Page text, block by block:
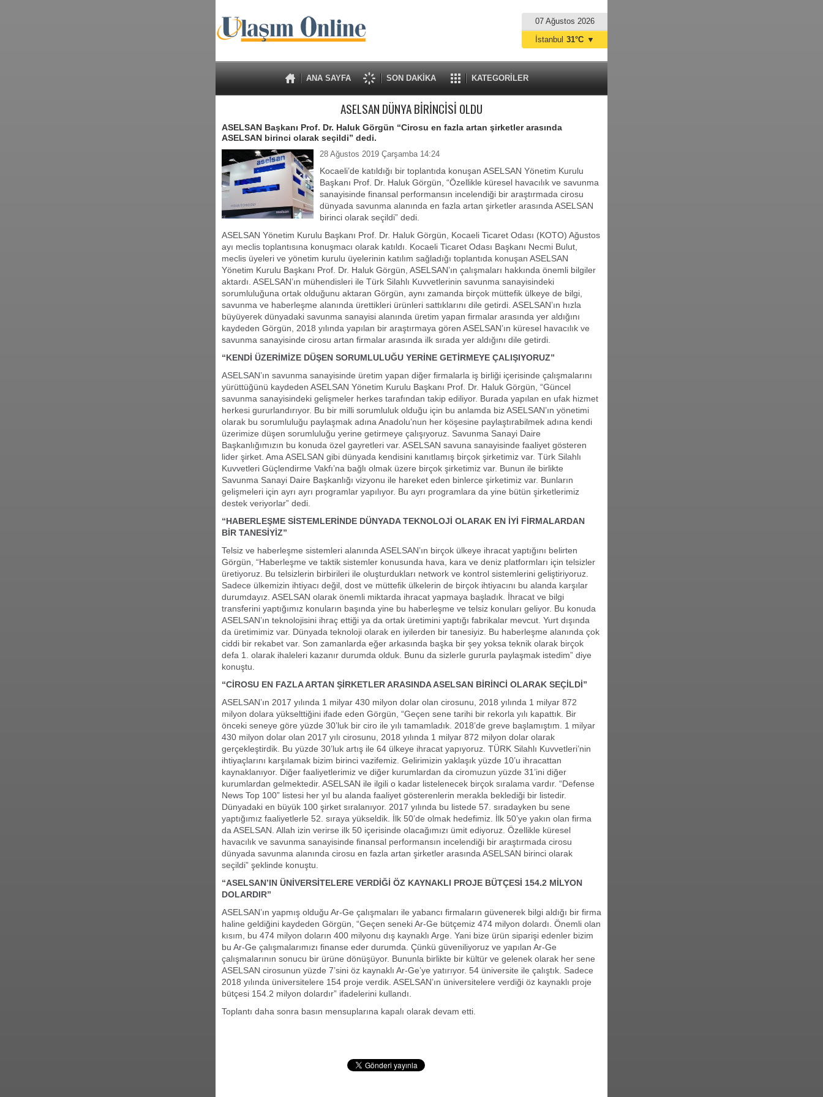
07 Ağustos 2026
ANA SAYFA SON DAKİKA KATEGORİLER
İstanbul 31°C ▼
ASELSAN DÜNYA BİRİNCİSİ OLDU
ASELSAN Başkanı Prof. Dr. Haluk Görgün “Cirosu en fazla artan şirketler arasında
ASELSAN birinci olarak seçildi” dedi.
28 Ağustos 2019 Çarşamba 14:24
Kocaeli’de katıldığı bir toplantıda konuşan ASELSAN Yönetim Kurulu
Başkanı Prof. Dr. Haluk Görgün, “Özellikle küresel havacılık ve savunma
sanayisinde finansal performansın incelendiği bir araştırmada cirosu
dünyada savunma alanında en fazla artan şirketler arasında ASELSAN
birinci olarak seçildi” dedi.
ASELSAN Yönetim Kurulu Başkanı Prof. Dr. Haluk Görgün, Kocaeli Ticaret Odası (KOTO) Ağustos
ayı meclis toplantısına konuşmacı olarak katıldı. Kocaeli Ticaret Odası Başkanı Necmi Bulut,
meclis üyeleri ve yönetim kurulu üyelerinin katılım sağladığı toplantıda konuşan ASELSAN
Yönetim Kurulu Başkanı Prof. Dr. Haluk Görgün, ASELSAN’ın çalışmaları hakkında önemli bilgiler
aktardı. ASELSAN’ın mühendisleri ile Türk Silahlı Kuvvetlerinin savunma sanayisindeki
sorumluluğuna ortak olduğunu aktaran Görgün, aynı zamanda birçok müttefik ülkeye de bilgi,
savunma ve haberleşme alanında ürettikleri ürünleri sattıklarını dile getirdi. ASELSAN’ın hızla
büyüyerek dünyadaki savunma sanayisi alanında üretim yapan firmalar arasında yer aldığını
kaydeden Görgün, 2018 yılında yapılan bir araştırmaya gören ASELSAN’ın küresel havacılık ve
savunma sanayisinde cirosu artan firmalar arasında ilk sırada yer aldığını dile getirdi.
“KENDİ ÜZERİMİZE DÜŞEN SORUMLULUĞU YERİNE GETİRMEYE ÇALIŞIYORUZ”
ASELSAN’ın savunma sanayisinde üretim yapan diğer firmalarla iş birliği içerisinde çalışmalarını
yürüttüğünü kaydeden ASELSAN Yönetim Kurulu Başkanı Prof. Dr. Haluk Görgün, “Güncel
savunma sanayisindeki gelişmeler herkes tarafından takip ediliyor. Burada yapılan en ufak hizmet
herkesi gururlandırıyor. Bu bir milli sorumluluk olduğu için bu anlamda biz ASELSAN’ın yönetimi
olarak bu sorumluluğu paylaşmak adına Anadolu’nun her köşesine paylaştırabilmek adına kendi
üzerimize düşen sorumluluğu yerine getirmeye çalışıyoruz. Savunma Sanayi Daire
Başkanlığımızın bu konuda özel gayretleri var. ASELSAN savuna sanayisinde faaliyet gösteren
lider şirket. Ama ASELSAN gibi dünyada kendisini kanıtlamış birçok şirketimiz var. Türk Silahlı
Kuvvetleri Güçlendirme Vakfı’na bağlı olmak üzere birçok şirketimiz var. Bunun ile birlikte
Savunma Sanayi Daire Başkanlığı vizyonu ile hareket eden binlerce şirketimiz var. Bunların
gelişmeleri için ayrı ayrı programlar yapılıyor. Bu ayrı programlara da yine bütün şirketlerimiz
destek veriyorlar” dedi.
“HABERLEŞME SİSTEMLERİNDE DÜNYADA TEKNOLOJİ OLARAK EN İYİ FİRMALARDAN
BİR TANESİYİZ”
Telsiz ve haberleşme sistemleri alanında ASELSAN’ın birçok ülkeye ihracat yaptığını belirten
Görgün, “Haberleşme ve taktik sistemler konusunda hava, kara ve deniz platformları için telsizler
üretiyoruz. Bu telsizlerin birbirileri ile oluşturdukları network ve kontrol sistemlerini geliştiriyoruz.
Sadece ülkemizin ihtiyacı değil, dost ve müttefik ülkelerin de birçok ihtiyacını bu alanda karşılar
durumdayız. ASELSAN olarak önemli miktarda ihracat yapmaya başladık. İhracat ve bilgi
transferini yaptığımız konuların başında yine bu haberleşme ve telsiz konuları geliyor. Bu konuda
ASELSAN’ın teknolojisini ihraç ettiği ya da ortak üretimini yaptığı fabrikalar mevcut. Yurt dışında
da üretimimiz var. Dünyada teknoloji olarak en iyilerden bir tanesiyiz. Bu haberleşme alanında çok
ciddi bir rekabet var. Son zamanlarda eğer arkasında başka bir şey yoksa teknik olarak birçok
defa 1. olarak ihaleleri kazanır durumda olduk. Bunu da sizlerle gururla paylaşmak istedim” diye
konuştu.
“CİROSU EN FAZLA ARTAN ŞİRKETLER ARASINDA ASELSAN BİRİNCİ OLARAK SEÇİLDİ”
ASELSAN’ın 2017 yılında 1 milyar 430 milyon dolar olan cirosunu, 2018 yılında 1 milyar 872
milyon dolara yükselttiğini ifade eden Görgün, “Geçen sene tarihi bir rekorla yılı kapattık. Bir
önceki seneye göre yüzde 30’luk bir ciro ile yılı tamamladık. 2018’de greve başlamıştım. 1 milyar
430 milyon dolar olan 2017 yılı cirosunu, 2018 yılında 1 milyar 872 milyon dolar olarak
gerçekleştirdik. Bu yüzde 30’luk artış ile 64 ülkeye ihracat yapıyoruz. TÜRK Silahlı Kuvvetleri’nin
ihtiyaçlarını karşılamak bizim birinci vazifemiz. Gelirimizin yaklaşık yüzde 10’u ihracattan
kaynaklanıyor. Diğer faaliyetlerimiz ve diğer kurumlardan da ciromuzun yüzde 31’ini diğer
kurumlardan gelmektedir. ASELSAN ile ilgili o kadar listelenecek birçok sıralama vardır. “Defense
News Top 100” listesi her yıl bu alanda faaliyet gösterenlerin merakla beklediği bir listedir.
Dünyadaki en büyük 100 şirket sıralanıyor. 2017 yılında bu listede 57. sıradayken bu sene
yaptığımız faaliyetlerle 52. sıraya yükseldik. İlk 50’de olmak hedefimiz. İlk 50’ye yakın olan firma
da ASELSAN. Allah izin verirse ilk 50 içerisinde olacağımızı ümit ediyoruz. Özellikle küresel
havacılık ve savunma sanayisinde finansal performansın incelendiği bir araştırmada cirosu
dünyada savunma alanında cirosu en fazla artan şirketler arasında ASELSAN birinci olarak
seçildi” şeklinde konuştu.
“ASELSAN’IN ÜNİVERSİTELERE VERDİĞİ ÖZ KAYNAKLI PROJE BÜTÇESİ 154.2 MİLYON
DOLARDIR”
ASELSAN’ın yapmış olduğu Ar-Ge çalışmaları ile yabancı firmaların güvenerek bilgi aldığı bir firma
haline geldiğini kaydeden Görgün, “Geçen seneki Ar-Ge bütçemiz 474 milyon dolardı. Önemli olan
kısım, bu 474 milyon doların 400 milyonu dış kaynaklı Arge. Yani bize ürün siparişi edenler bizim
bu Ar-Ge çalışmalarımızı finanse eder durumda. Çünkü güveniliyoruz ve yapılan Ar-Ge
çalışmalarının sonucu bir ürüne dönüşüyor. Bununla birlikte bir kültür ve gelenek olarak her sene
ASELSAN cirosunun yüzde 7’sini öz kaynaklı Ar-Ge’ye yatırıyor. 54 üniversite ile çalıştık. Sadece
2018 yılında üniversitelere 154 proje verdik. ASELSAN’ın üniversitelere verdiği öz kaynaklı proje
bütçesi 154.2 milyon dolardır” ifadelerini kullandı.
Toplantı daha sonra basın mensuplarına kapalı olarak devam etti.